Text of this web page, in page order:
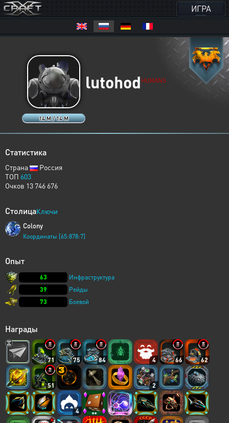
ИГРА
14 M / 14 M
lutohod HUMANS
Статистика
Страна
Россия
ТОП 603
Очков 13 746 676
СтолицаКлючи
Colony
Координаты [65:878:7]
Опыт
63
Инфраструктура
39
Рейды
73
Боевой
Награды
71 75 84 4 66 62
51 2
4